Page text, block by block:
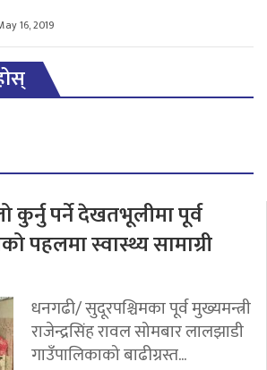
16, 2019
कुर्नु पर्ने देखतभूलीमा पूर्व
पहलमा स्वास्थ्य सामाग्री
धनगढी/ सुदूरपश्चिमका पूर्व मुख्यमन्त्री
राजेन्द्रसिंह रावल सोमबार लालझाडी
गाउँपालिकाको बाढीग्रस्त...